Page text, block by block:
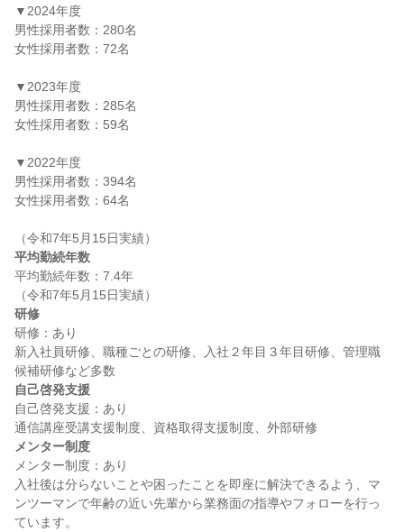
▼2024年度
男性採用者数：280名
女性採用者数：72名
▼2023年度
男性採用者数：285名
女性採用者数：59名
▼2022年度
男性採用者数：394名
女性採用者数：64名
平均勤続年数
平均勤続年数：7.4年
研修
研修：あり
新入社員研修、職種ごとの研修、入社２年目３年目研修、管理職
自己啓発支援
自己啓発支援：あり
メンター制度
メンター制度：あり
入社後は分らないことや困ったことを即座に解決できるよう、マ
ンツーマンで年齢の近い先輩から業務面の指導やフォローを行っ